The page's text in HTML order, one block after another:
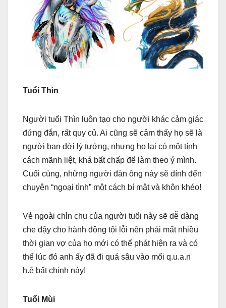
Tuổi Thìn
Người tuổi Thìn luôn tạo cho người khác cảm giác
đứng đắn, rất quy củ. Ai cũng sẽ cảm thấy họ sẽ là
người bạn đời lý tưởng, nhưng họ lại có một tính
cách mãnh liệt, khá bất chấp để làm theo ý mình.
Cuối cùng, những người đàn ông này sẽ dính đến
chuyện “ngoại tình” một cách bí mật và khôn khéo!
Vẻ ngoài chỉn chu của người tuổi này sẽ dễ dàng
che đậy cho hành động tội lỗi nên phải mất nhiều
thời gian vợ của họ mới có thể phát hiện ra và có
thể lúc đó anh ấy đã đi quá sâu vào mối q.u.a.n
h.ệ bất chính này!
Tuổi Mùi